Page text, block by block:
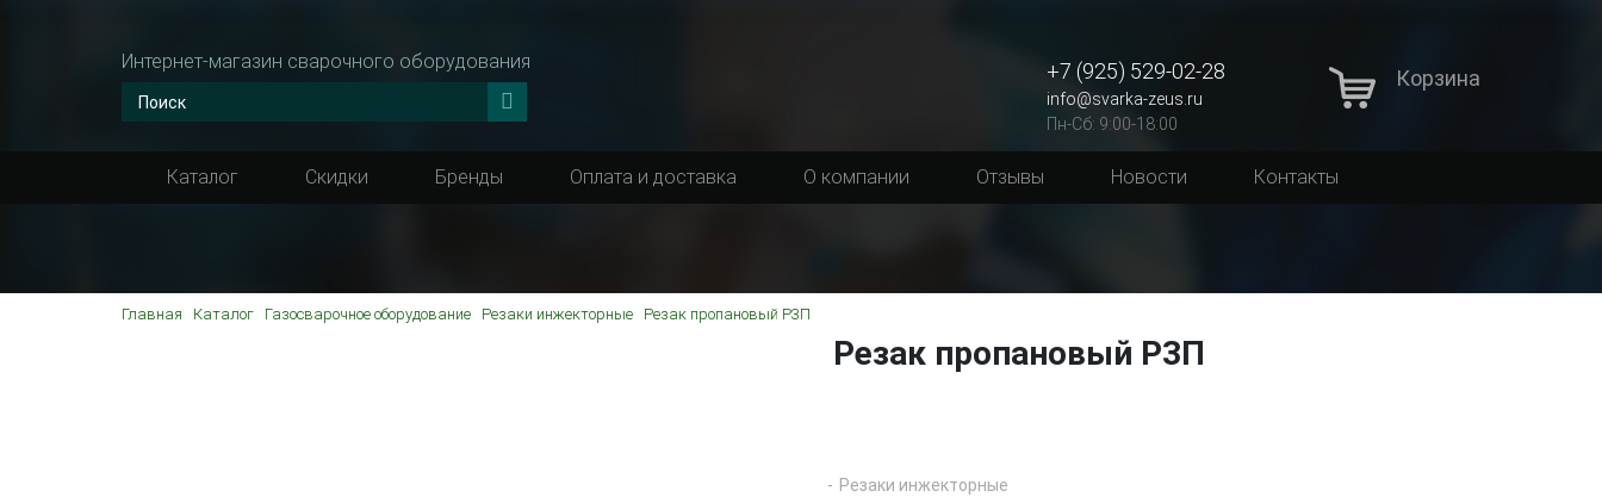
Интернет-магазин сварочного оборудования +7 (925) 529-02-28
info@svarka-zeus.ru
Пн-Сб: 9:00-18:00
Корзина
Каталог Скидки Бренды Оплата и доставка О компании Отзывы Новости Контакты
Главная Каталог Газосварочное оборудование Резаки инжекторные Резак пропановый Р3П
Резак пропановый Р3П
Резаки инжекторные